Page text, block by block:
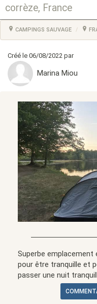
corrèze, France
CAMPINGS SAUVAGE
Créé le 06/08/2022 par
Marina Miou
Superbe
pour être tranquille et
passer une nuit